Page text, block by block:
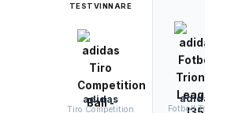
TESTVINNARE
adidas
Tiro Competition
adidas
Fotboll Trionda